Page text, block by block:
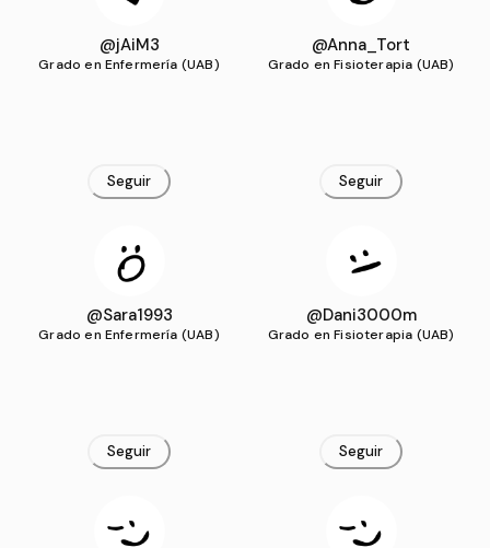
@jAiM3
Grado en Enfermería (UAB)
Seguir
@Anna_Tort
Grado en Fisioterapia (UAB)
Seguir
@Sara1993
Grado en Enfermería (UAB)
Seguir
@Dani3000m
Grado en Fisioterapia (UAB)
Seguir